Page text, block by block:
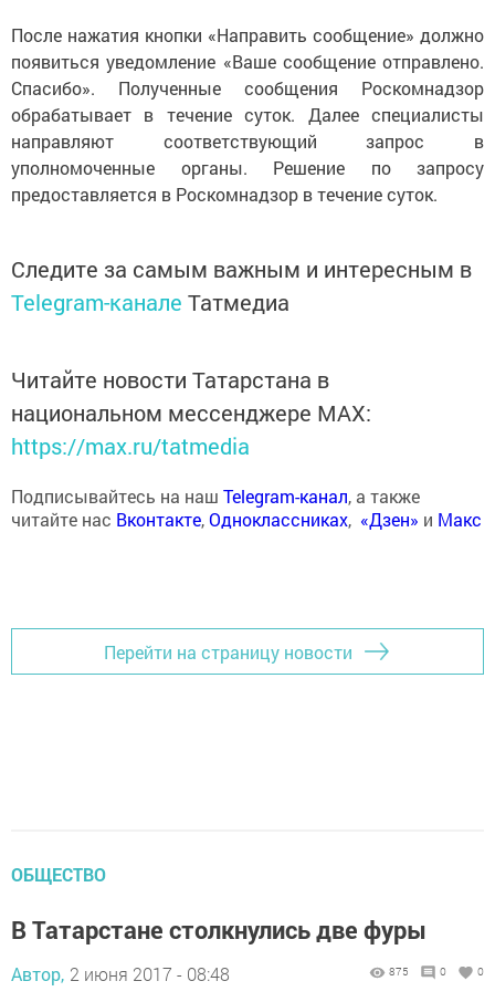
После нажатия кнопки «Направить сообщение» должно
появиться уведомление «Ваше сообщение отправлено.
Спасибо». Полученные сообщения Роскомнадзор
обрабатывает в течение суток. Далее специалисты
направляют соответствующий запрос в
уполномоченные органы. Решение по запросу
предоставляется в Роскомнадзор в течение суток.
Следите за самым важным и интересным в
Telegram-канале Татмедиа
Читайте новости Татарстана в
национальном мессенджере MАХ:
https://max.ru/tatmedia
Подписывайтесь на наш Telegram-канал, а также
читайте нас Вконтакте,Одноклассниках, «Дзен» и Макс
Перейти на страницу новости
ОБЩЕСТВО
В Татарстане столкнулись две фуры
Автор, 2 июня 2017 - 08:48 875 0 0